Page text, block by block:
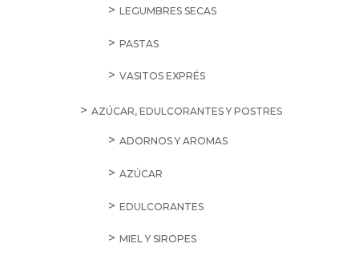
LEGUMBRES SECAS
PASTAS
VASITOS EXPRÉS
AZÚCAR, EDULCORANTES Y POSTRES
ADORNOS Y AROMAS
AZÚCAR
EDULCORANTES
MIEL Y SIROPES